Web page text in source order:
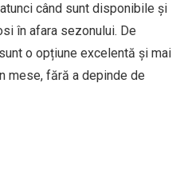
când sunt disponibile și
în afara sezonului. De
o opțiune excelentă și mai
mese, fără a depinde de